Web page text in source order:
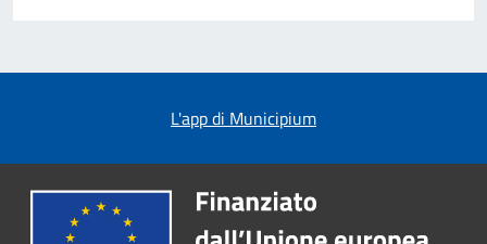
L'app di Municipium